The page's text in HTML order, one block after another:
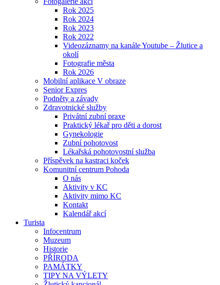
Rok 2025
Rok 2024
Rok 2023
Rok 2022
Videozáznamy na kanále Youtube – Žlutice a
okolí
Fotografie města
Rok 2026
Mobilní aplikace V obraze
Senior Expres
Podněty a závady
Zdravotnické služby
Privátní zubní praxe
Praktický lékař pro děti a dorost
Gynekologie
Zubní pohotovost
Lékařská pohotovostní služba
Příspěvek na kastraci koček
Komunitní centrum Pohoda
O nás
Aktivity v KC
Aktivity mimo KC
Kontakt
Kalendář akcí
Turista
Infocentrum
Muzeum
Historie
PŘÍRODA
PAMÁTKY
TIPY NA VÝLETY